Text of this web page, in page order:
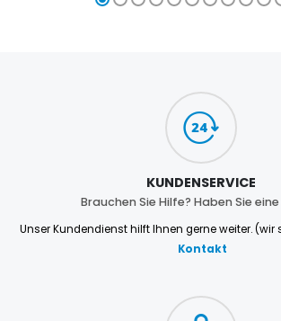
KUNDENSERVICE
Brauchen Sie Hilfe? Haben Sie
Unser Kundendienst hilft Ihnen gerne weiter. (wir
Kontakt